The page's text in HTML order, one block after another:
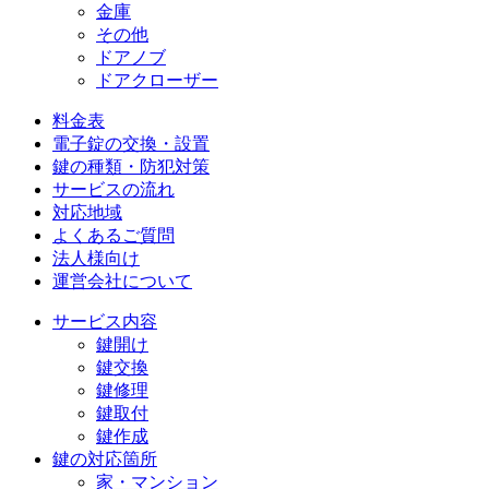
金庫
その他
ドアノブ
ドアクローザー
料金表
電子錠の交換・設置
鍵の種類・防犯対策
サービスの流れ
対応地域
よくあるご質問
法人様向け
運営会社について
サービス内容
鍵開け
鍵交換
鍵修理
鍵取付
鍵作成
鍵の対応箇所
家・マンション